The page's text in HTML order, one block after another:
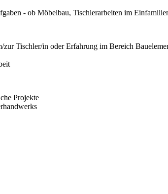
- ob Möbelbau, Tischlerarbeiten im
zur Tischler/in oder Erfahrung im Bereich
Projekte